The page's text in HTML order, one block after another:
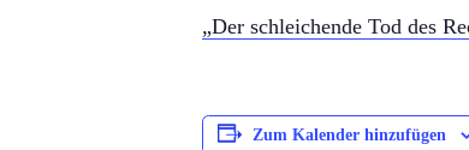
„Der schleichende Tod des
Zum Kalender hinzufügen